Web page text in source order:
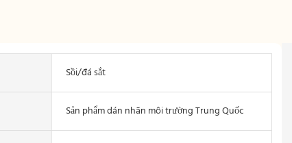
Sồi/đá sắt
Sản phẩm dán nhãn môi trường Trung Quốc